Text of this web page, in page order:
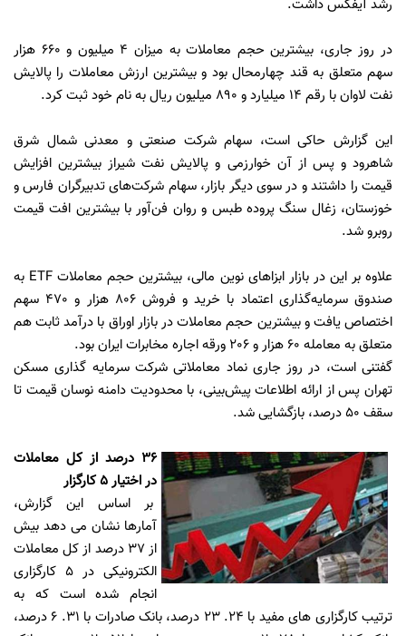
رشد آیفکس داشت.
در روز جاری، بیشترین حجم معاملات به میزان 4 میلیون و 660 هزار
سهم متعلق به قند چهارمحال بود و بیشترین ارزش معاملات را پالایش
نفت لاوان با رقم 14 میلیارد و 890 میلیون ریال به نام خود ثبت کرد.
این گزارش حاکی است، سهام شرکت صنعتی و معدنی شمال شرق
شاهرود و پس از آن خوارزمی و پالایش نفت شیراز بیشترین افزایش
قیمت را داشتند و در سوی دیگر بازار، سهام شرکت‌های تدبیرگران فارس و
خوزستان، زغال سنگ پروده طبس و روان فن‌آور با بیشترین افت قیمت
روبرو شد.
علاوه بر این در بازار ابزاهای نوین مالی، بیشترین حجم معاملات ETF به
صندوق سرمایه‌گذاری اعتماد با خرید و فروش 806 هزار و 470 سهم
اختصاص یافت و بیشترین حجم معاملات در بازار اوراق با درآمد ثابت هم
متعلق به معامله 60 هزار و 206 ورقه اجاره مخابرات ایران بود.
گفتنی است، در روز جاری نماد معاملاتی شرکت سرمایه گذاری مسکن
تهران پس از ارائه اطلاعات پیش‌بینی، با محدودیت دامنه نوسان قیمت تا
سقف 50 درصد، بازگشایی شد.
36 درصد از کل معاملات
در اختیار 5 کارگزار
بر اساس این گزارش،
آمارها نشان می دهد بیش
از 37 درصد از کل معاملات
الکترونیکی در 5 کارگزاری
انجام شده است که به
ترتیب کارگزاری های مفید با 24. 23 درصد، بانک صادرات با 31. 6 درصد،